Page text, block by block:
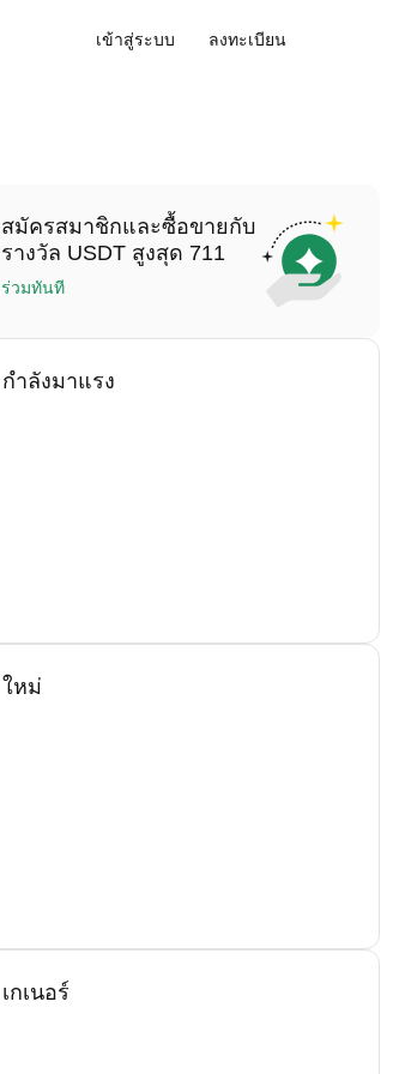
เข้าสู่ระบบ ลงทะเบียน
สมัครสมาชิกและซื้อขายกับ
รางวัล USDT สูงสุด 711
ร่วมทันที
กำลังมาแรง
ใหม่
เกเนอร์